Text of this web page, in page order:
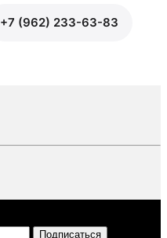
+7 (962) 233-63-83